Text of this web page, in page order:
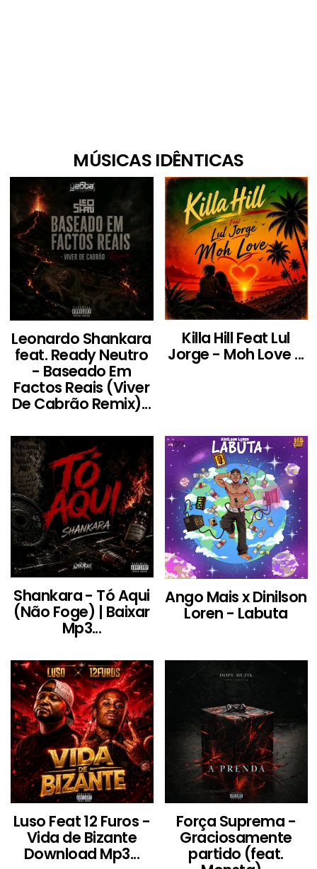
MÚSICAS IDÊNTICAS
Leonardo Shankara
feat. Ready Neutro
- Baseado Em
Factos Reais (Viver
De Cabrão Remix)...
Killa Hill Feat Lul
Jorge - Moh Love ...
Shankara - Tó Aqui
(Não Foge) | Baixar
Mp3...
Ango Mais x Dinilson
Loren - Labuta
Luso Feat 12 Furos -
Vida de Bizante
Download Mp3...
Força Suprema -
Graciosamente
partido (feat.